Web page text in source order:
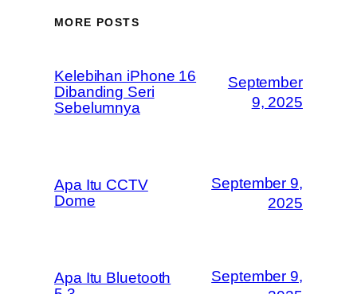
MORE POSTS
Kelebihan iPhone 16
Dibanding Seri
Sebelumnya
September
9, 2025
Apa Itu CCTV
Dome
September 9,
2025
Apa Itu Bluetooth
September 9,